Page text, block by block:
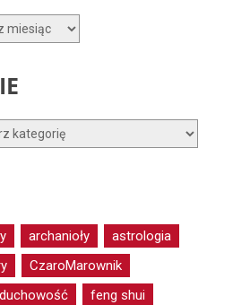
archanioły
astrologia
CzaroMarownik
duchowość
feng shui